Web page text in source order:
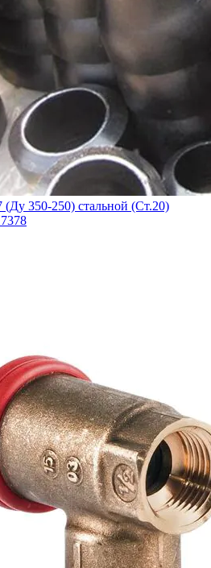
350-250) стальной (Ст.20)